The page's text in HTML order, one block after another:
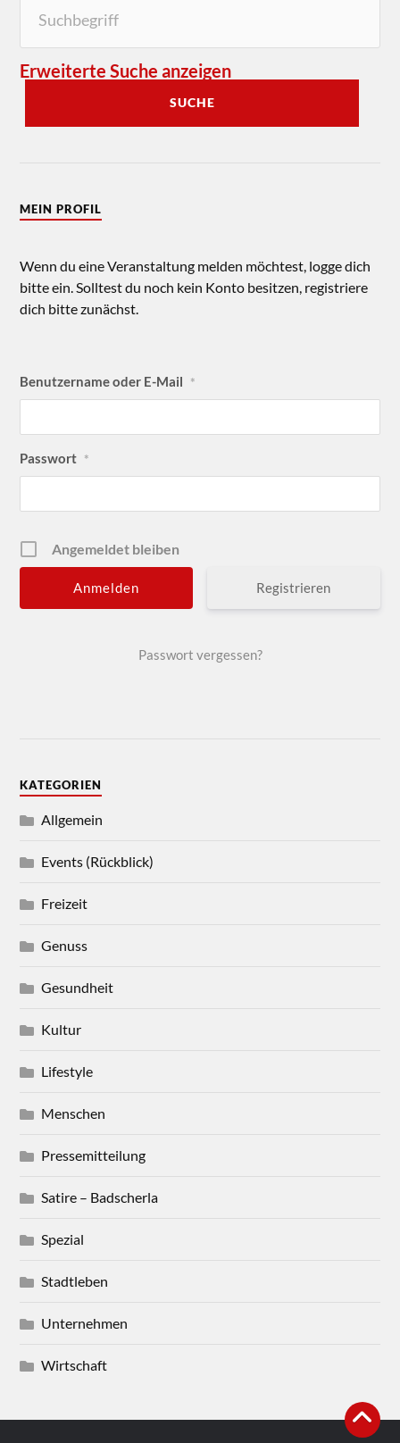
Erweiterte Suche anzeigen
SUCHE
MEIN PROFIL
Wenn du eine Veranstaltung melden möchtest, logge dich
bitte ein. Solltest du noch kein Konto besitzen, registriere
dich bitte zunächst.
Benutzername oder E-Mail *
Passwort *
Angemeldet bleiben
Registrieren
Passwort vergessen?
KATEGORIEN
Allgemein
Events (Rückblick)
Freizeit
Genuss
Gesundheit
Kultur
Lifestyle
Menschen
Pressemitteilung
Satire – Badscherla
Spezial
Stadtleben
Unternehmen
Wirtschaft